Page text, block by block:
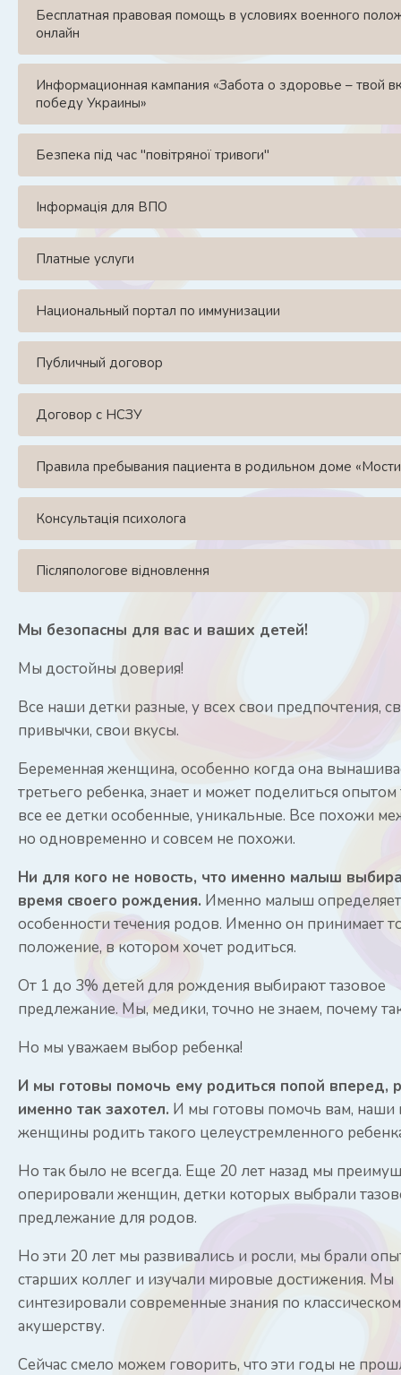
Бесплатная правовая помощь в условиях военного
онлайн
Информационная кампания «Забота о здоровье – твой
победу Украины»
Безпека під час "повітряної тривоги"
Інформація для ВПО
Платные услуги
Национальный портал по иммунизации
Публичный договор
Договор с НСЗУ
Правила пребывания пациента в родильном доме
Консультація психолога
Післяпологове відновлення
Мы безопасны для вас и ваших детей!
Мы достойны доверия!
Все наши детки разные, у всех свои предпочтения,
привычки, свои вкусы.
Беременная женщина, особенно когда она
третьего ребенка, знает и может поделиться опытом
все ее детки особенные, уникальные. Все похожи
но одновременно и совсем не похожи.
Ни для кого не новость, что именно малыш
время своего рождения. Именно малыш определяет
особенности течения родов. Именно он принимает
положение, в котором хочет родиться.
От 1 до 3% детей для рождения выбирают тазовое
предлежание. Мы, медики, точно не знаем, почему
Но мы уважаем выбор ребенка!
И мы готовы помочь ему родиться попой вперед,
именно так захотел. И мы готовы помочь вам, наши
женщины родить такого целеустремленного
Но так было не всегда. Еще 20 лет назад мы
оперировали женщин, детки которых выбрали
предлежание для родов.
Но эти 20 лет мы развивались и росли, мы брали
старших коллег и изучали мировые достижения. Мы
синтезировали современные знания по
акушерству.
Сейчас смело можем говорить, что эти годы не